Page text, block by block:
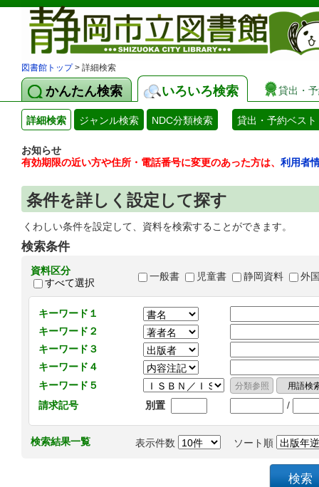
図書館トップ> 詳細検索
かんたん検索 いろいろ検索 貸出・
詳細検索 ジャンル検索 NDC分類検索 貸出・予約ベスト
お知らせ
有効期限の近い方や住所・電話番号に変更のあった方は、 利用者
条件を詳しく設定して探す
くわしい条件を設定して、資料を検索することができます。
検索条件
資料区分
すべて選択
一般書 児童書 静岡資料 外
キーワード１
キーワード２
キーワード３
キーワード４
キーワード５
請求記号
別置 /
検索結果一覧 表示件数 ソート順